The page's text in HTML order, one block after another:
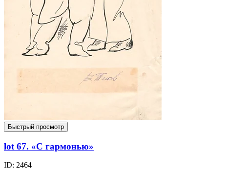
Быстрый просмотр
lot 67. «С гармонью»
ID: 2464